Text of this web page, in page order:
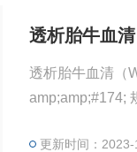
透析胎牛血
透析胎牛血清（
amp;amp;#174; 规格：500ml 相对而言，国产品牌血清由于采血的不可控性和生产工
更新时间：